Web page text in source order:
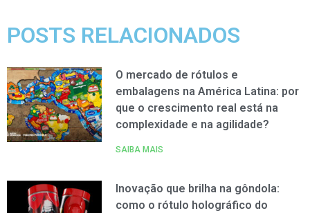
POSTS RELACIONADOS
O mercado de rótulos e
embalagens na América Latina: por
que o crescimento real está na
complexidade e na agilidade?
SAIBA MAIS
Inovação que brilha na gôndola:
como o rótulo holográfico do